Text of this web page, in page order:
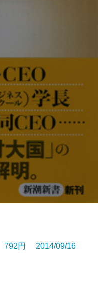
792円 2014/09/16